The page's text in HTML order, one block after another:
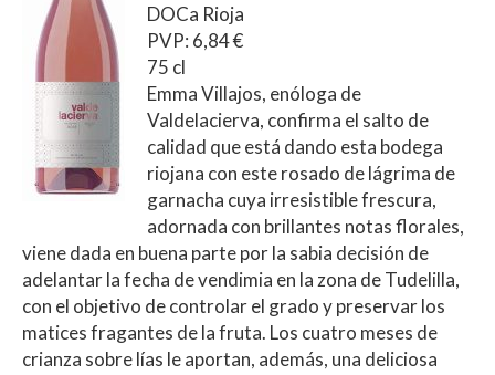
DOCa Rioja
PVP: 6,84 €
75 cl
Emma Villajos, enóloga de
Valdelacierva, confirma el salto de
calidad que está dando esta bodega
riojana con este rosado de lágrima de
garnacha cuya irresistible frescura,
adornada con brillantes notas florales,
viene dada en buena parte por la sabia decisión de
adelantar la fecha de vendimia en la zona de Tudelilla,
con el objetivo de controlar el grado y preservar los
matices fragantes de la fruta. Los cuatro meses de
crianza sobre lías le aportan, además, una deliciosa